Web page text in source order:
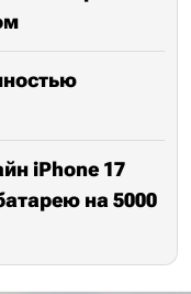
iPhone 17
на 5000